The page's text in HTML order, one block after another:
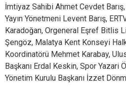
İmtiyaz Sahibi Ahmet Cevdet
Yayın Yönetmeni Levent Barış,
Karadoğan, Orgeneral Eşref Bitlis
Şengöz, Malatya Kent Konseyi
Koordinatörü Mehmet Karabay,
Başkanı Erdal Keskin, Spor Yazari
Yönetim Kurulu Başkanı İzzet